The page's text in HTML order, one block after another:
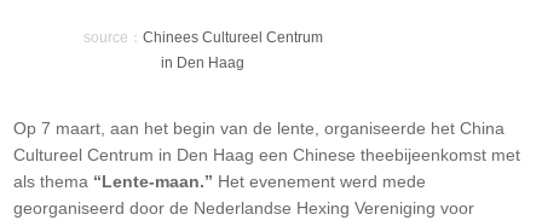
source： Chinees Cultureel Centrum
in Den Haag
Op 7 maart, aan het begin van de lente, organiseerde het China
Cultureel Centrum in Den Haag een Chinese theebijeenkomst met
als thema “Lente-maan.” Het evenement werd mede
georganiseerd door de Nederlandse Hexing Vereniging voor